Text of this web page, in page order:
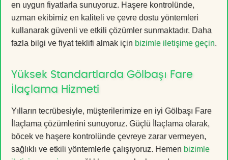
en uygun fiyatlarla sunuyoruz. Haşere kontrolünde,
uzman ekibimiz en kaliteli ve çevre dostu yöntemleri
kullanarak güvenli ve etkili çözümler sunmaktadır. Daha
fazla bilgi ve fiyat teklifi almak için bizimle iletişime geçin.
Yüksek Standartlarda Gölbaşı Fare
İlaçlama Hizmeti
Yılların tecrübesiyle, müşterilerimize en iyi Gölbaşı Fare
İlaçlama çözümlerini sunuyoruz. Güçlü İlaçlama olarak,
böcek ve haşere kontrolünde çevreye zarar vermeyen,
sağlıklı ve etkili yöntemlerle çalışıyoruz. Hemen bizimle